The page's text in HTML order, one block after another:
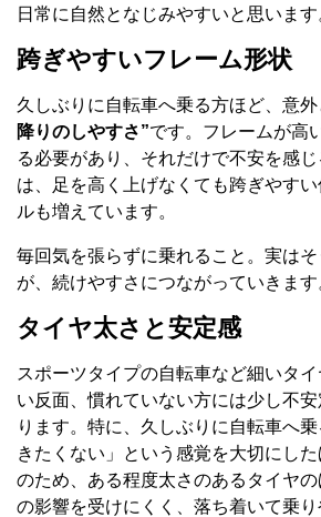
日常に自然となじみやすいと思います
跨ぎやすいフレーム形状
久しぶりに自転車へ乗る方ほど、意
降りのしやすさ”です。フレームが高
る必要があり、それだけで不安を感
は、足を高く上げなくても跨ぎやす
ルも増えています。
毎回気を張らずに乗れること。実は
が、続けやすさにつながっていきます
タイヤ太さと安定感
スポーツタイプの自転車など細いタ
い反面、慣れていない方には少し不
ります。特に、久しぶりに自転車へ
きたくない」という感覚を大切にし
のため、ある程度太さのあるタイヤ
の影響を受けにくく、落ち着いて乗